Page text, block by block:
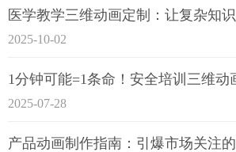
医学教学三维动画定制：让复杂知
2025-10-02
2025-07-28
产品动画制作指南：引爆市场关注